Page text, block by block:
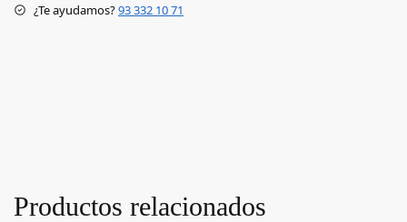
¿Te ayudamos?93 332 10 71
Productos relacionados